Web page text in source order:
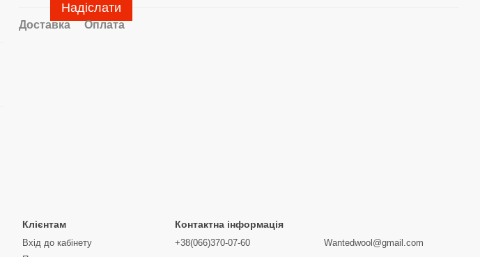
Надіслати
Доставка Оплата
Клієнтам
Вхід до кабінету
Контактна інформація
+38(066)370-07-60 Wantedwool@gmail.com